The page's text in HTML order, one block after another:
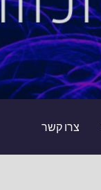
צרו קשר